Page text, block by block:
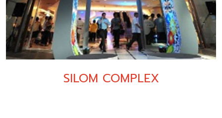
SILOM COMPLEX